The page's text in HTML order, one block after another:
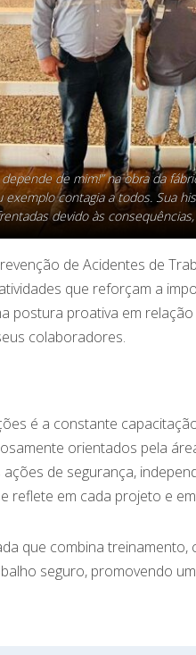
de mim!” na obra da
exemplo contagia a todos. Sua
devido às
de Acidentes de
que reforçam a
postura proativa em
colaboradores.
é a constante
orientados pela
de segurança,
reflete em cada projeto e
que combina
seguro, promovendo